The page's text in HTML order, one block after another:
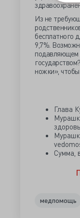
Из не
бесплатного
9,7%.
подавляющем
ножки»,
Глава
Сумма,
медпомощь